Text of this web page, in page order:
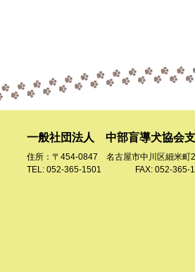
一般社団法人 中部盲導犬協会
住所：〒454-0847 名古屋市中川区細米町
TEL: 052-365-1501 FAX: 052-365-